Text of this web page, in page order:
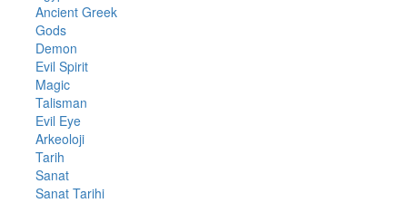
Ancient Greek
Gods
Demon
Evil Spirit
Magic
Talisman
Evil Eye
Arkeoloji
Tarih
Sanat
Sanat Tarihi